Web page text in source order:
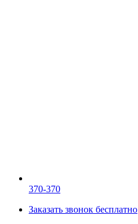
370-370
Заказать звонок бесплатно